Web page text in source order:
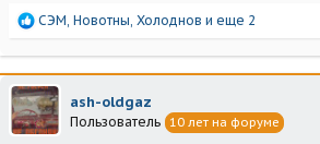
Р
а
к
ц
и
и
СЭМ Новотны Холоднов и еще 2
ash-oldgaz
Пользователь 10 лет на форуме